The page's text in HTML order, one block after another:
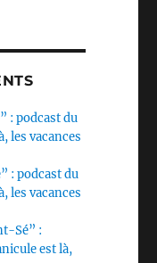
: podcast du
les vacances
: podcast du
les vacances
Sé” :
est là,